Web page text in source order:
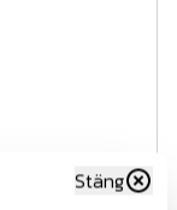
Stäng